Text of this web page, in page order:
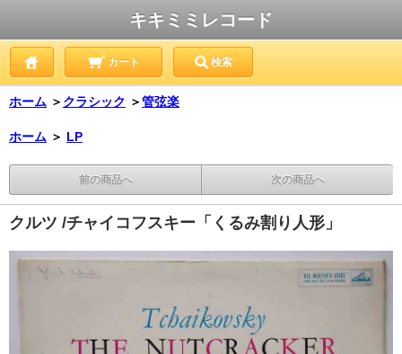
キキミミレコード
カート 検索
ホーム ＞ クラシック ＞管弦楽
ホーム ＞ LP
前の商品へ 次の商品へ
クルツ /チャイコフスキー「くるみ割り人形」